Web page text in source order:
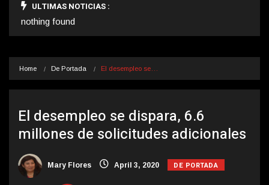
ULTIMAS NOTICIAS :
nothing found
Home De Portada El desempleo se…
El desempleo se dispara, 6.6
millones de solicitudes adicionales
Mary Flores April 3, 2020 DE PORTADA